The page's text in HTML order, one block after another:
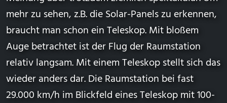
mehr zu sehen, z.B. die Solar-Panels zu erkennen,
braucht man schon ein Teleskop. Mit bloßem
Auge betrachtet ist der Flug der Raumstation
relativ langsam. Mit einem Teleskop stellt sich das
wieder anders dar. Die Raumstation bei fast
29.000 km/h im Blickfeld eines Teleskop mit 100-